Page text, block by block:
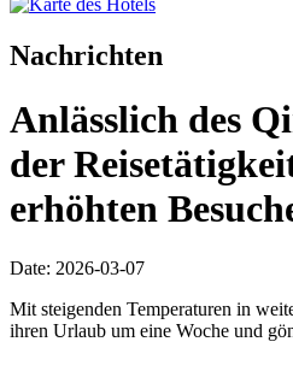
Nachrichten
Anlässlich des
der
erhöhten
Date: 2026-03-07
Mit steigenden Temperaturen in
ihren Urlaub um eine Woche und